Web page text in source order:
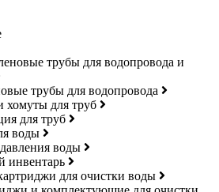
трубы для водопровода и
трубы для водопровода
хомуты для труб
для труб
воды
воды
инвентарь
для очистки воды